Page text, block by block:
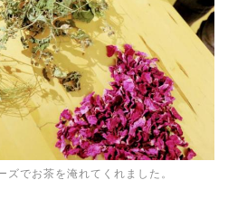
ズでお茶を淹れてくれました。